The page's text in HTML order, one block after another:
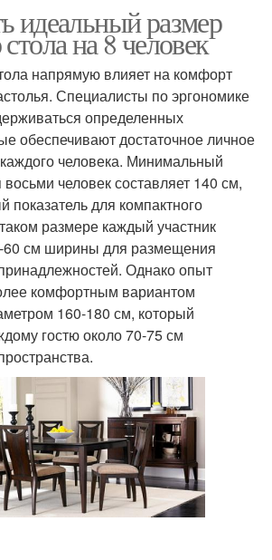
идеальный размер
на 8 человек
напрямую влияет на комфорт
Специалисты по эргономике
определенных
обеспечивают достаточное личное
человека. Минимальный
человек составляет 140 см,
показатель для компактного
размере каждый участник
60 см ширины для размещения
Однако опыт
комфортным вариантом
160-180 см, который
гостю около 70-75 см